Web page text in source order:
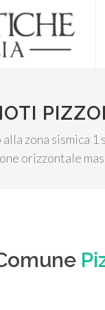
zona sismica
orizzontale